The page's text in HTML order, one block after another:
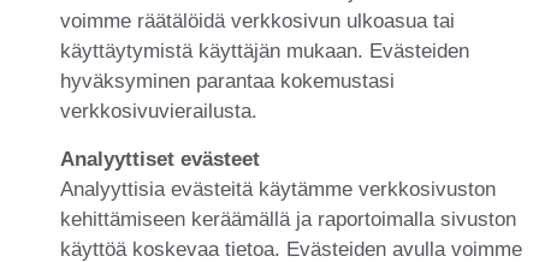
voimme räätälöidä verkkosivun ulkoasua tai
käyttäytymistä käyttäjän mukaan. Evästeiden
hyväksyminen parantaa kokemustasi
verkkosivuvierailusta.
Analyyttiset evästeet
Analyyttisia evästeitä käytämme verkkosivuston
kehittämiseen keräämällä ja raportoimalla sivuston
käyttöä koskevaa tietoa. Evästeiden avulla voimme